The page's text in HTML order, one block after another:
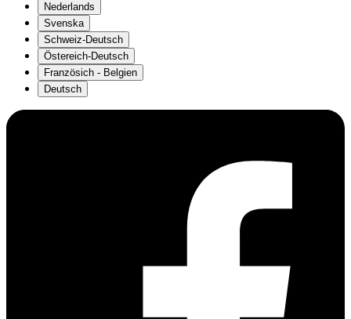
Nederlands
Svenska
Schweiz-Deutsch
Östereich-Deutsch
Französich - Belgien
Deutsch